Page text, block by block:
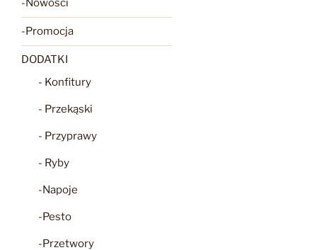
-Nowości
-Promocja
DODATKI
- Konfitury
- Przekąski
- Przyprawy
- Ryby
-Napoje
-Pesto
-Przetwory